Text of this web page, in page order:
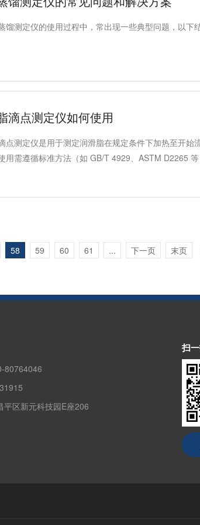
馏测定仪的使用过程中，常出现一些典型问题，以下
滴点测定仪如何使用
点测定仪是用于测定润滑脂在规定条件下加热至开始
用需遵循标准方法（如 GB/T 4929、ASTM D2265
58 59 60 61 ... 下一页 末页
80764046
平区新元科技园E座206
扫